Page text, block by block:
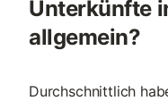
Unterkünfte
allgemein?
Durchschnittlich